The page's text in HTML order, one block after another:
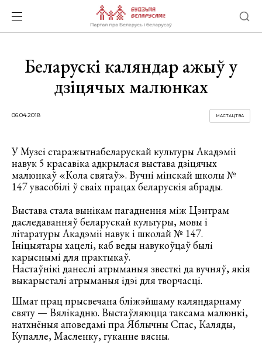
Беларускі каляндар ажыў у
дзіцячых малюнках
06.04.2018 МАСТАЦТВА
У Музеі старажытнабеларускай культуры Акадэміі
навук 5 красавіка адкрылася выстава дзіцячых
малюнкаў «Кола святаў». Вучні мінскай школы №
147 увасобілі ў сваіх працах беларускія абрады.
Выстава стала вынікам пагаднення між Цэнтрам
даследаванняў беларускай культуры, мовы і
літаратуры Акадэміі навук і школай № 147.
Ініцыятары хацелі, каб веды навукоўцаў былі
карыснымі для практыкаў.
Настаўнікі данеслі атрыманыя звесткі да вучняў, якія
выкарысталі атрыманыя ідэі для творчасці.
Шмат прац прысвечана бліжэйшаму каляндарнаму
святу — Вялікадню. Выстаўляюцца таксама малюнкі,
натхнёныя аповедамі пра Яблычны Спас, Каляды,
Купалле, Масленку, гуканне вясны.